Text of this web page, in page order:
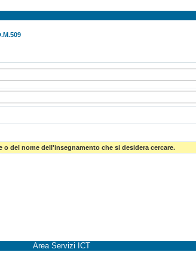
del nome dell'insegnamento che si desidera cercare.
Area Servizi ICT